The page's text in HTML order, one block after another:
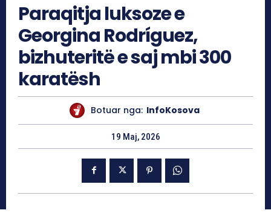
Paraqitja luksoze e
Georgina Rodríguez,
bizhuteritë e saj mbi 300
karatësh
Botuar nga: InfoKosova
19 Maj, 2026